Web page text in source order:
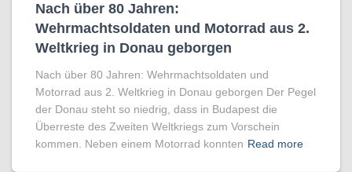
Nach über 80 Jahren:
Wehrmachtsoldaten und Motorrad aus 2.
Weltkrieg in Donau geborgen
Nach über 80 Jahren: Wehrmachtsoldaten und
Motorrad aus 2. Weltkrieg in Donau geborgen Der Pegel
der Donau steht so niedrig, dass in Budapest die
Überreste des Zweiten Weltkriegs zum Vorschein
kommen. Neben einem Motorrad konnten Read more